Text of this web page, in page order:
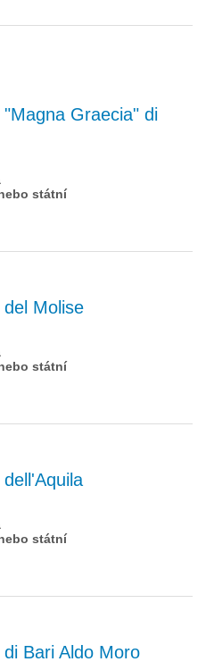
Graecia" di
státní
Molise
státní
státní
Bari Aldo Moro